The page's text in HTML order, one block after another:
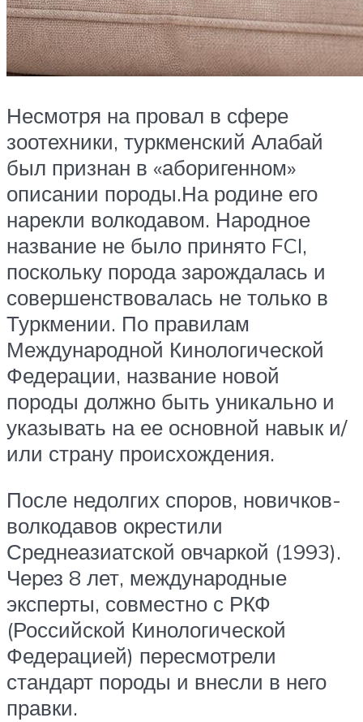
Несмотря на провал в сфере
зоотехники, туркменский Алабай
был признан в «аборигенном»
описании породы.На родине его
нарекли волкодавом. Народное
название не было принято FCI,
поскольку порода зарождалась и
совершенствовалась не только в
Туркмении. По правилам
Международной Кинологической
Федерации, название новой
породы должно быть уникально и
указывать на ее основной навык и/
или страну происхождения.
После недолгих споров, новичков-
волкодавов окрестили
Среднеазиатской овчаркой (1993).
Через 8 лет, международные
эксперты, совместно с РКФ
(Российской Кинологической
Федерацией) пересмотрели
стандарт породы и внесли в него
правки.